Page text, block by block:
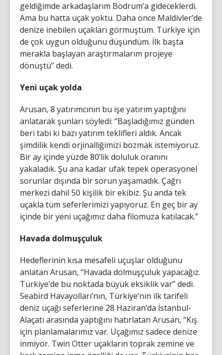
geldiğimde arkadaşlarım Bodrum’a gideceklerdi.
Ama bu hatta uçak yoktu. Daha önce Maldivler’de
denize inebilen uçakları görmüştüm. Türkiye için
de çok uygun olduğunu düşündüm. İlk başta
merakla başlayan araştırmalarım projeye
dönüştü” dedi.
Yeni uçak yolda
Arusan, 8 yatırımcının bu işe yatırım yaptığını
anlatarak şunları söyledi: “Başladığımız günden
beri tabi ki bazı yatırım teklifleri aldık. Ancak
şimdilik kendi orjinalliğimizi bozmak istemiyoruz.
Bir ay içinde yüzde 80’lik doluluk oranını
yakaladık. Şu ana kadar ufak tepek operasyonel
sorunlar dışında bir sorun yaşamadık. Çağrı
merkezi dahil 50 kişilik bir ekibiz. Şu anda tek
uçakla tüm seferlerimizi yapıyoruz. En geç bir ay
içinde bir yeni uçağımız daha filomuza katılacak.”
Havada dolmuşçuluk
Hedeflerinin kısa mesafeli uçuşlar olduğunu
anlatan Arusan, “Havada dolmuşçuluk yapacağız.
Türkiye’de bu noktada büyük eksiklik var” dedi.
Seabird Havayolları’nın, Türkiye’nin ilk tarifeli
deniz uçağı seferlerine 28 Haziran’da İstanbul-
Alaçatı arasında yaptığını hatırlatan Arusan, “Kış
için planlamalarımız var. Uçağımız sadece denize
inmiyor. Twin Otter uçakların toprak zemine ve